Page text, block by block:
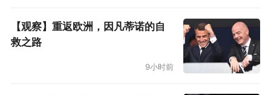
【观察】重返欧洲，因凡蒂诺的自
救之路
9小时前